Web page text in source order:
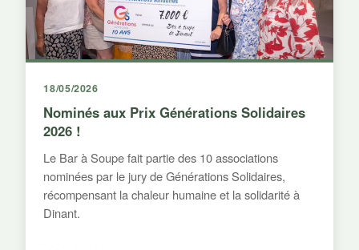
18/05/2026
Nominés aux Prix Générations Solidaires
2026 !
Le Bar à Soupe fait partie des 10 associations
nominées par le jury de Générations Solidaires,
récompensant la chaleur humaine et la solidarité à
Dinant.